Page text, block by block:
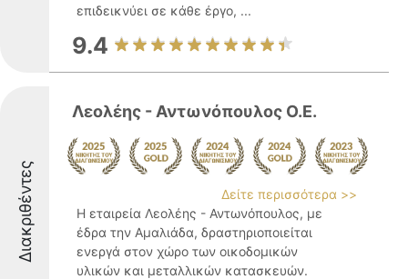
επιδεικνύει σε κάθε έργο, ...
9.4
Διακριθέντες
Λεολέης - Αντωνόπουλος Ο.Ε.
Δείτε περισσότερα >>
Η εταιρεία Λεολέης - Αντωνόπουλος, με
έδρα την Αμαλιάδα, δραστηριοποιείται
ενεργά στον χώρο των οικοδομικών
υλικών και μεταλλικών κατασκευών.